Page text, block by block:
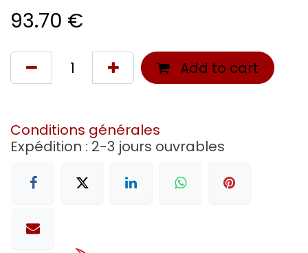
93.70 €
Add to cart
Conditions générales
Expédition : 2-3 jours ouvrables